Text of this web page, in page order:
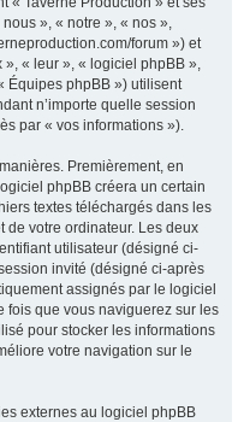
», « notre », « nos »,
forum ») et
« leur », « logiciel phpBB »,
Équipes phpBB ») utilisent
n’importe quelle session
par « vos informations »).
Premièrement, en
phpBB créera un certain
textes téléchargés dans les
de votre ordinateur. Les deux
utilisateur (désigné ci-
invité (désigné ci-après
assignés par le logiciel
fois que vous naviguerez sur les
pour stocker les informations
votre navigation sur le
externes au logiciel phpBB